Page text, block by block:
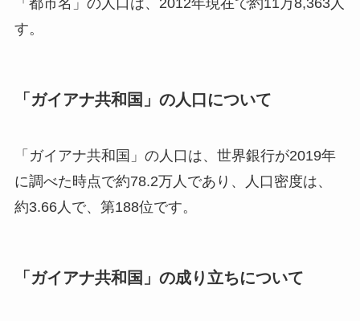
「都市名」の人口は、2012年現在で約11万8,363人
す。
「ガイアナ共和国」の人口について
「ガイアナ共和国」の人口は、世界銀行が2019年
に調べた時点で約78.2万人であり、人口密度は、
約3.66人で、第188位です。
「ガイアナ共和国」の成り立ちについて